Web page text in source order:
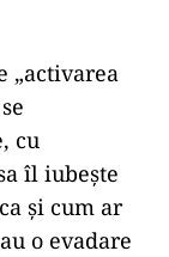
„activarea
cu
îl iubește
și cum ar
o evadare